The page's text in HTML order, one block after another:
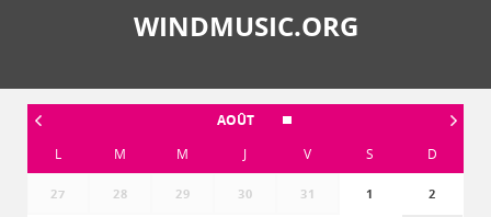
WINDMUSIC.ORG
AOÛT
L
M M J V S D
27 28 29 30 31 1 2